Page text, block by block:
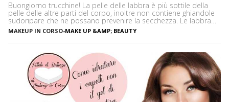
Buongiorno trucchine! La pelle delle labbra è più sottile della
pelle delle altre parti del corpo, inoltre non contiene ghiandole
sudoripare che ne possano prevenire la secchezza. Le labbra
sono sensibili alle aggressioni ambientali e spesso possono
diventare scure o sbiadite soprattutto a causa dell’esposizione
MAKEUP IN CORSO-MAKE UP &AMP; BEAUTY